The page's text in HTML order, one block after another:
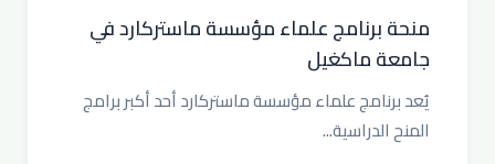
منحة برنامج علماء مؤسسة ماستركارد في
جامعة ماكغيل
يُعد برنامج علماء مؤسسة ماستركارد أحد أكبر برامج
المنح الدراسية...